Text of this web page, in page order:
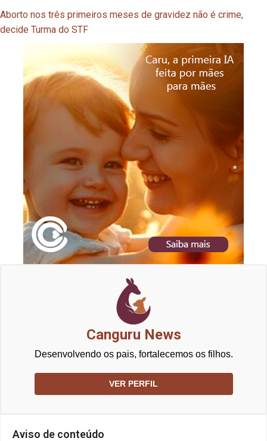
Aborto nos três primeiros meses de gravidez não é crime,
decide Turma do STF
Canguru News
Desenvolvendo os pais, fortalecemos os filhos.
VER PERFIL
Aviso de conteúdo